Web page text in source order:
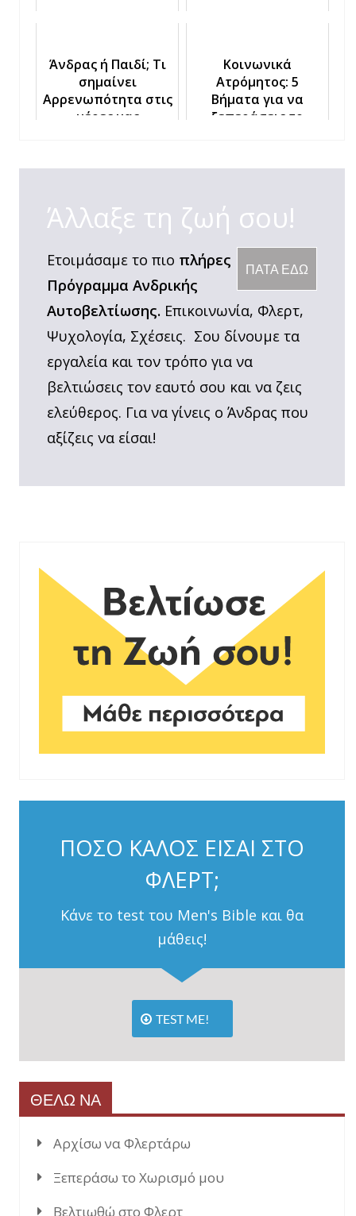
Άνδρας ή Παιδί; Τι
σημαίνει
Αρρενωπότητα στις
μέρες μας
Κοινωνικά
Ατρόμητος: 5
Βήματα για να
ξεπεράσεις το
Άλλαξε τη ζωή σου!
ΠΑΤΑ ΕΔΩ
Ετοιμάσαμε το πιο πλήρες
Πρόγραμμα Ανδρικής
Αυτοβελτίωσης. Επικοινωνία, Φλερτ,
Ψυχολογία, Σχέσεις. Σου δίνουμε τα
εργαλεία και τον τρόπο για να
βελτιώσεις τον εαυτό σου και να ζεις
ελεύθερος. Για να γίνεις ο Άνδρας που
αξίζεις να είσαι!
ΠΟΣΟ ΚΑΛΟΣ ΕΙΣΑΙ ΣΤΟ
ΦΛΕΡΤ;
Κάνε το test του Men's Bible και θα
μάθεις!
TEST ME!
ΘΕΛΩ ΝΑ
Αρχίσω να Φλερτάρω
Ξεπεράσω το Χωρισμό μου
Βελτιωθώ στο Φλερτ